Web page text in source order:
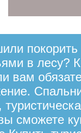
покорить
в лесу?
вам
сможете